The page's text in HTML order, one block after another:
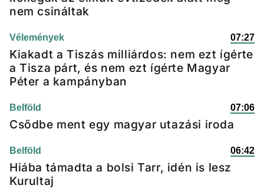
nem csináltak
Vélemények 07:27
Kiakadt a Tiszás milliárdos: nem ezt ígérte
a Tisza párt, és nem ezt ígérte Magyar
Péter a kampányban
Belföld 07:06
Csődbe ment egy magyar utazási iroda
Belföld 06:42
Hiába támadta a bolsi Tarr, idén is lesz
Kurultaj